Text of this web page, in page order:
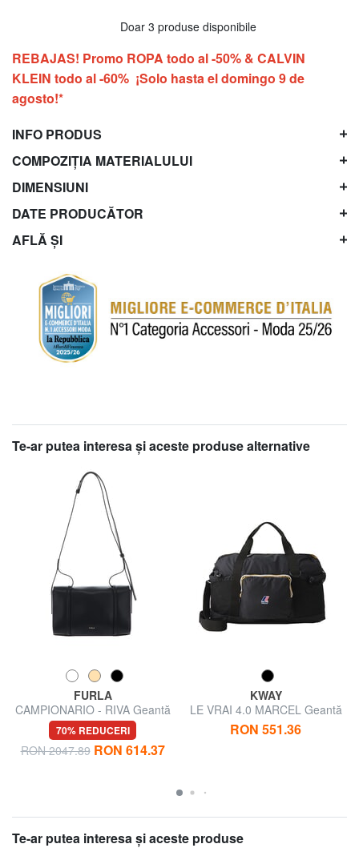
Doar 3 produse disponibile
REBAJAS! Promo ROPA todo al -50% & CALVIN
KLEIN todo al -60% ¡Solo hasta el domingo 9 de
agosto!*
INFO PRODUS
COMPOZIȚIA MATERIALULUI
DIMENSIUNI
DATE PRODUCĂTOR
AFLĂ ȘI
Te-ar putea interesa şi aceste produse alternative
FURLA
CAMPIONARIO - RIVA Geantă
de umăr
70% REDUCERI
RON 2047.89 RON 614.37
KWAY
LE VRAI 4.0 MARCEL Geantă
de voiaj impermeabilă
RON 551.36
Te-ar putea interesa şi aceste produse